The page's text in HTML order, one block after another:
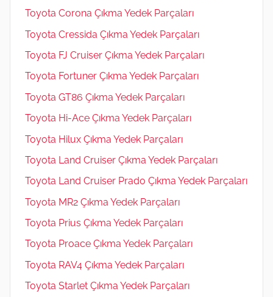
Toyota Corona Çıkma Yedek Parçaları
Toyota Cressida Çıkma Yedek Parçaları
Toyota FJ Cruiser Çıkma Yedek Parçaları
Toyota Fortuner Çıkma Yedek Parçaları
Toyota GT86 Çıkma Yedek Parçaları
Toyota Hi-Ace Çıkma Yedek Parçaları
Toyota Hilux Çıkma Yedek Parçaları
Toyota Land Cruiser Çıkma Yedek Parçaları
Toyota Land Cruiser Prado Çıkma Yedek Parçaları
Toyota MR2 Çıkma Yedek Parçaları
Toyota Prius Çıkma Yedek Parçaları
Toyota Proace Çıkma Yedek Parçaları
Toyota RAV4 Çıkma Yedek Parçaları
Toyota Starlet Çıkma Yedek Parçaları